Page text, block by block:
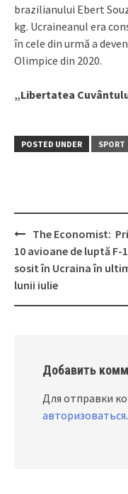
brazilianului Ebert
kg. Ucraineanul era
în cele din urmă a
Olimpice din 2020.
„Libertatea
POSTED UNDER SPORT
Post
navigation
The Economist:
10 avioane de luptă F-
sosit în Ucraina în
lunii iulie
Добавить
Для отправки
авторизоваться.